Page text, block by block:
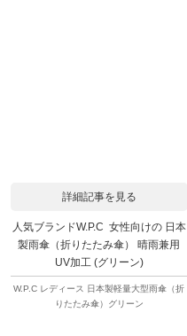
詳細記事を見る
人気ブランドW.P.C 女性向けの 日本
製雨傘（折りたたみ傘） 晴雨兼用
UV加工 (グリーン)
W.P.C レディース 日本製軽量大型雨傘（折
りたたみ傘）グリーン